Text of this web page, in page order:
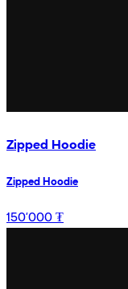
Zipped Hoodie
Zipped Hoodie
150’000 ₮